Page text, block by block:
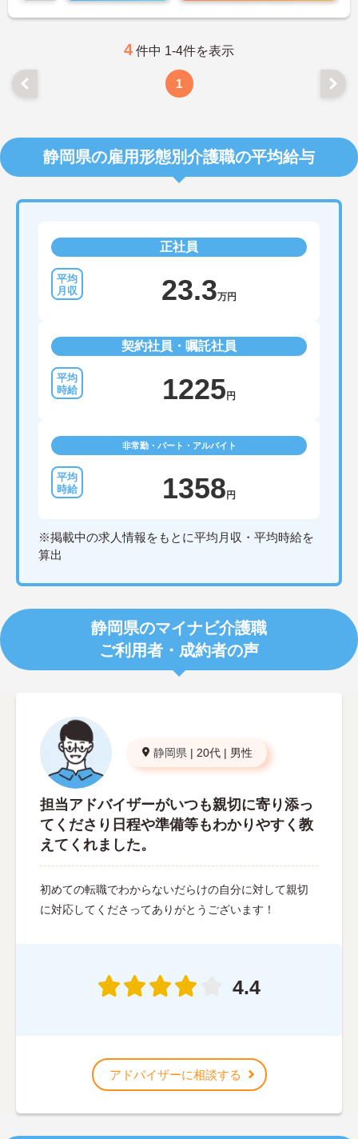
4 件中 1-4件を表示
1
静岡県の雇用形態別介護職の平均給与
正社員
23.3万円
契約社員・嘱託社員
1225 円
非常勤・パート・アルバイト
1358 円
※掲載中の求人情報をもとに平均月収・平均時給を
算出
静岡県のマイナビ介護職
ご利用者・成約者の声
静岡県 | 20代 | 男性
担当アドバイザーがいつも親切に寄り添っ
てくださり日程や準備等もわかりやすく教
えてくれました。
初めての転職でわからないだらけの自分に対して親切
に対応してくださってありがとうございます！
4.4
アドバイザーに相談する